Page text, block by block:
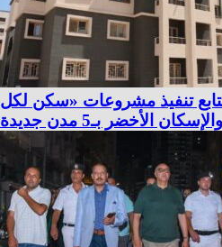
تنفيذ مشروعات «سكن لكل
الأخضر بـ5 مدن جديدة